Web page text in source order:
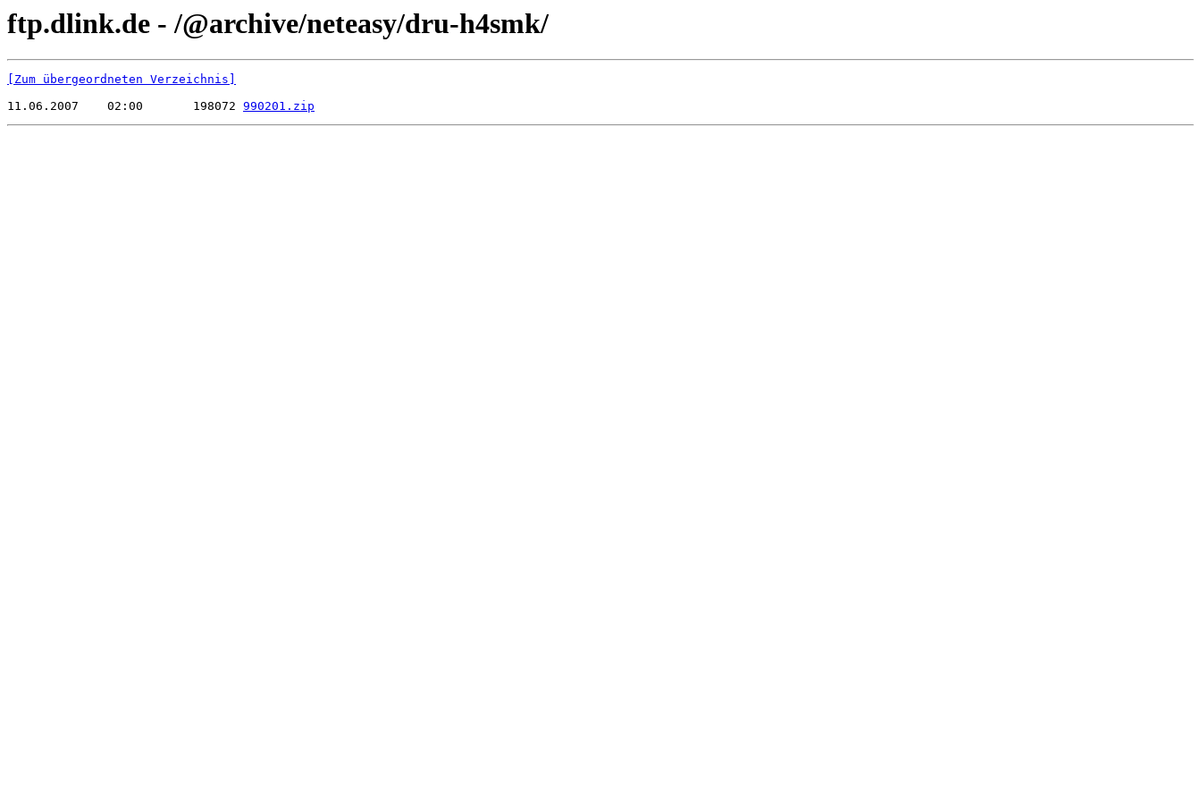
ftp.dlink.de - /@archive/neteasy/dru-h4smk/
[Zum übergeordneten Verzeichnis]
11.06.2007    02:00       198072 990201.zip